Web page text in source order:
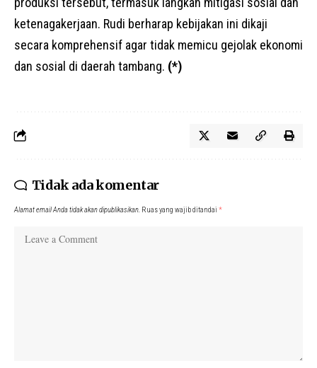
ketenagakerjaan. Rudi berharap kebijakan ini dikaji
secara komprehensif agar tidak memicu gejolak ekonomi
dan sosial di daerah tambang. (*)
Tidak ada komentar
Alamat email Anda tidak akan dipublikasikan. Ruas yang wajib ditandai *